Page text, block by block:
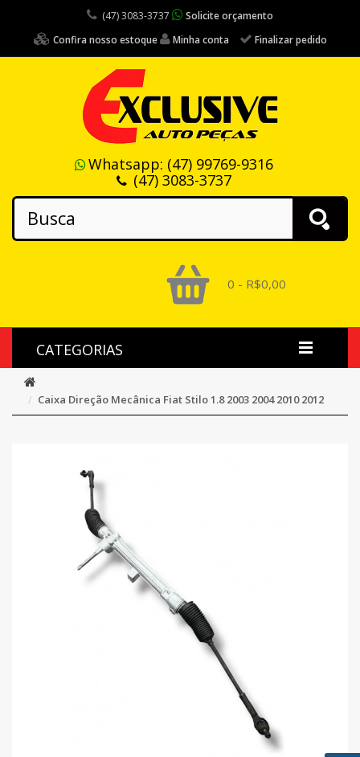
(47) 3083-3737
Solicite orçamento
Confira nosso estoque
Minha conta Finalizar pedido
Whatsapp: (47) 99769-9316
(47) 3083-3737
0 - R$0,00
CATEGORIAS
Caixa Direção Mecânica Fiat Stilo 1.8 2003 2004 2010 2012